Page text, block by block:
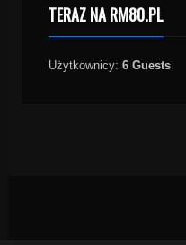
TERAZ NA RM80.PL
Użytkownicy: 6 Guests